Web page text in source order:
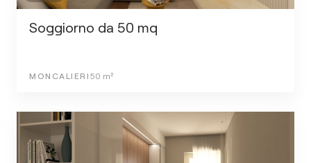
Soggiorno da 50 mq
MONCALIERI 50 m²